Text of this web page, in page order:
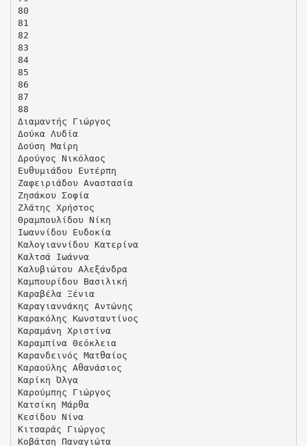
80
81
82
83
84
85
86
87
88
Διαμαντής Γιώργος
Δούκα Λυδία
Δούση Μαίρη
Δρούγος Νικόλαος
Ευθυμιάδου Ευτέρπη
Ζαφειριάδου Αναστασία
Ζησάκου Σοφία
Ζλάτης Χρήστος
Θραμπουλίδου Νίκη
Ιωαννίδου Ευδοκία
Καλογιαννίδου Κατερίνα
Καλτσά Ιωάννα
Καλυβιώτου Αλεξάνδρα
Καμπουρίδου Βασιλική
Καραβέλα Ξένια
Καραγιαννάκης Αντώνης
Καρακόλης Κωνσταντίνος
Καραμάνη Χριστίνα
Καραμπίνα Θεόκλεια
Καρανδεινός Ματθαίος
Καραούλης Αθανάσιος
Καρίκη Όλγα
Καρούμπης Γιώργος
Κατσίκη Μάρθα
Κεσίδου Νίνα
Κιτσαράς Γιώργος
Κοβάτση Παναγιώτα